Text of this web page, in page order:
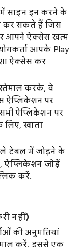
में साइन इन करने के
कर सकते हैं जिस
आपने ऐक्सेस खत्म
आपके Play
ऐक्सेस कर
करके, वे
ऐप्लिकेशन पर
ऐप्लिकेशन पर
लिए,खाता
टेबल में जोड़ने के
ऐप्लिकेशन जोड़ें
करें.
नहीं)
की अनुमतियां
करें. इससे एक